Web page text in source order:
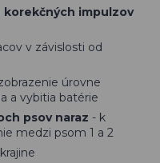
impulzov
v závislosti od
úrovne
a vybitia batérie
psov naraz - k
medzi psom 1 a 2